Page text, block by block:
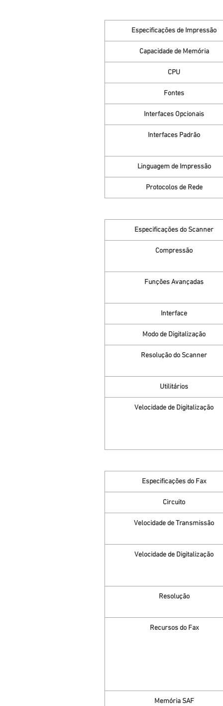
Especificações de Impressão
Capacidade de Memória
CPU
Fontes
Interfaces Opcionais
Interfaces Padrão
Linguagem de Impressão
Protocolos de Rede
Especificações do Scanner
Compressão
Funções Avançadas
Interface
Modo de Digitalização
Resolução do Scanner
Utilitários
Velocidade de Digitalização
Especificações do Fax
Circuito
Velocidade de Transmissão
Velocidade de Digitalização
Resolução
Recursos do Fax
Memória SAF